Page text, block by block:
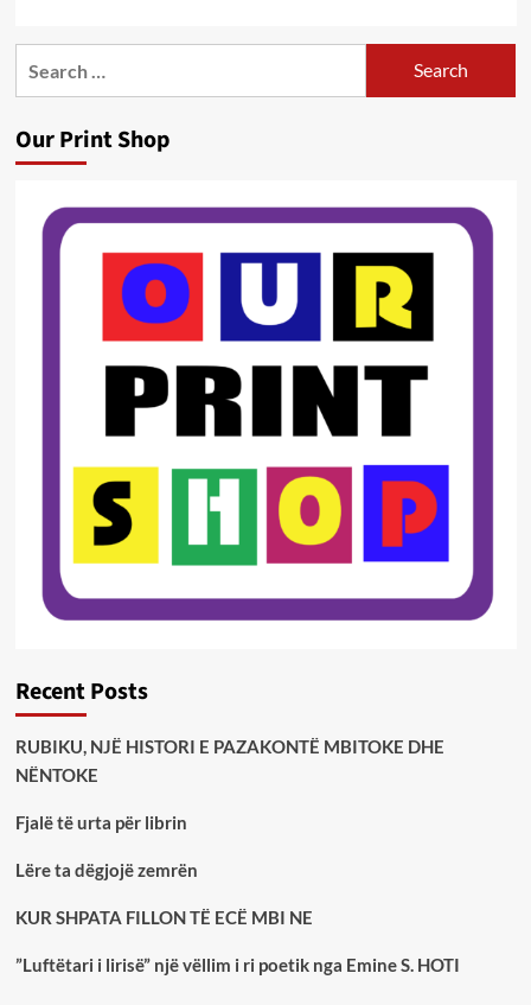
Our Print Shop
Recent Posts
RUBIKU, NJË HISTORI E PAZAKONTË MBITOKE DHE
NËNTOKE
Fjalë të urta për librin
Lëre ta dëgjojë zemrën
KUR SHPATA FILLON TË ECË MBI NE
”Luftëtari i lirisë” një vëllim i ri poetik nga Emine S. HOTI